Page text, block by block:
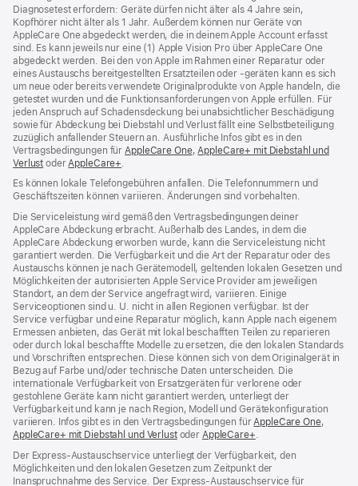
Diagnosetest erfordern: Geräte dürfen nicht älter als 4 Jahre sein,
Kopfhörer nicht älter als 1 Jahr. Außerdem können nur Geräte von
AppleCare One abgedeckt werden, die in deinem Apple Account erfasst
sind. Es kann jeweils nur eine (1) Apple Vision Pro über AppleCare One
abgedeckt werden. Bei den von Apple im Rahmen einer Reparatur oder
eines Austauschs bereitgestellten Ersatzteilen oder ‑geräten kann es sich
um neue oder bereits verwendete Originalprodukte von Apple handeln, die
getestet wurden und die Funktions­anforderungen von Apple erfüllen. Für
jeden Anspruch auf Schadensdeckung bei unabsichtlicher Beschädigung
sowie für Abdeckung bei Diebstahl und Verlust fällt eine Selbstbeteiligung
zuzüglich anfallender Steuern an. Ausführliche Infos gibt es in den
Vertragsbedingungen für AppleCare One(Öffnet
Fenster)
, AppleCare+ mit Diebstahl und
Verlust (Öffnet
neues
Fenster)
oder AppleCare+
neues
Fenster)
Es können lokale Telefongebühren anfallen. Die Telefonnummern und
Geschäftszeiten können variieren. Änderungen sind vorbehalten.
Die Serviceleistung wird gemäß den Vertragsbedingungen deiner
AppleCare Abdeckung erbracht. Außerhalb des Landes, in dem die
AppleCare Abdeckung erworben wurde, kann die Serviceleistung nicht
garantiert werden. Die Verfügbarkeit und die Art der Reparatur oder des
Austauschs können je nach Gerätemodell, geltenden lokalen Gesetzen und
Möglichkeiten der autorisierten Apple Service Provider am jeweiligen
Standort, an dem der Service angefragt wird, variieren. Einige
Serviceoptionen sind u. U. nicht in allen Regionen verfügbar. Ist der
Service verfügbar und eine Reparatur möglich, kann Apple nach eigenem
Ermessen anbieten, das Gerät mit lokal beschafften Teilen zu reparieren
oder durch lokal beschaffte Modelle zu ersetzen, die den lokalen Standards
und Vorschriften entsprechen. Diese können sich von dem Originalgerät in
Bezug auf Farbe und/oder technische Daten unterscheiden. Die
internationale Verfügbarkeit von Ersatzgeräten für verlorene oder
gestohlene Geräte kann nicht garantiert werden, unterliegt der
Verfügbarkeit und kann je nach Region, Modell und Gerätekonfiguration
variieren. Infos gibt es in den Vertragsbedingungen fürAppleCare One(Öffnet
,
AppleCare+ mit Diebstahl und Verlust(Öffnet
neues
Fenster)
oder AppleCare+(Öffnet
neues
Fenster)
.
Der Express-Austauschservice unterliegt der Verfügbarkeit, den
Möglichkeiten und den lokalen Gesetzen zum Zeitpunkt der
Inanspruchnahme des Service. Der Express-Austauschservice für